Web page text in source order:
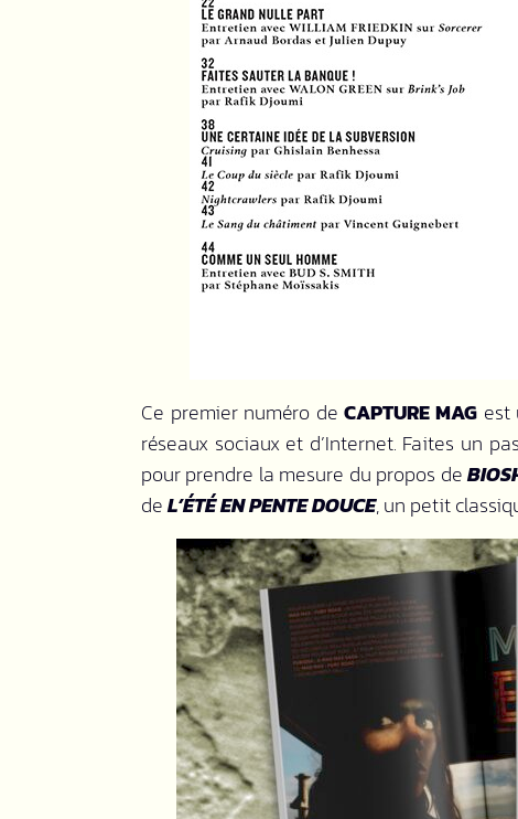
Ce premier numéro de CAPTURE MAG est
réseaux sociaux et d’Internet. Faites un
pour prendre la mesure du propos de
deL’ÉTÉ EN PENTE DOUCE, un petit